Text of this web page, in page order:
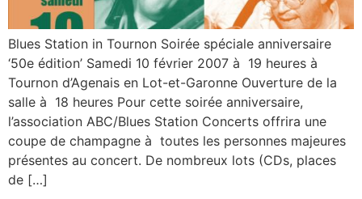
Blues Station in Tournon Soirée spéciale anniversaire
‘50e édition’ Samedi 10 février 2007 à 19 heures à
Tournon d’Agenais en Lot-et-Garonne Ouverture de la
salle à 18 heures Pour cette soirée anniversaire,
l’association ABC/Blues Station Concerts offrira une
coupe de champagne à toutes les personnes majeures
présentes au concert. De nombreux lots (CDs, places
de […]